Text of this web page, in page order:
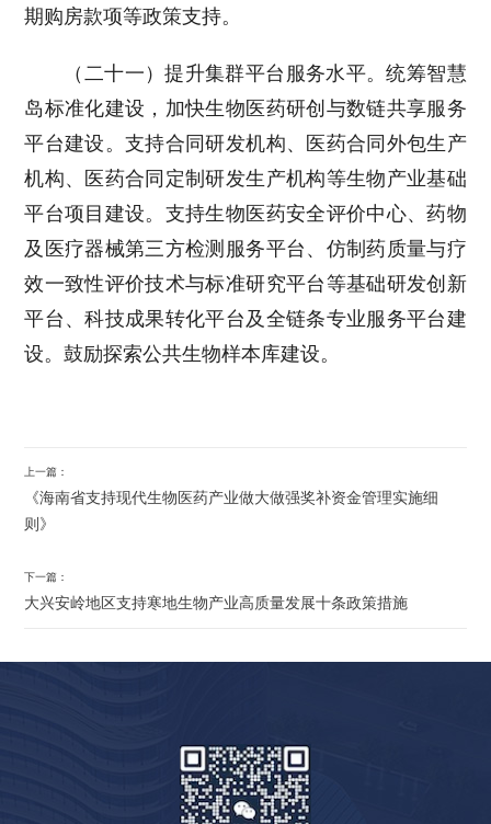
期购房款项等政策支持。
（二十一）提升集群平台服务水平。统筹智慧
岛标准化建设，加快生物医药研创与数链共享服务
平台建设。支持合同研发机构、医药合同外包生产
机构、医药合同定制研发生产机构等生物产业基础
平台项目建设。支持生物医药安全评价中心、药物
及医疗器械第三方检测服务平台、仿制药质量与疗
效一致性评价技术与标准研究平台等基础研发创新
平台、科技成果转化平台及全链条专业服务平台建
设。鼓励探索公共生物样本库建设。
上一篇：
《海南省支持现代生物医药产业做大做强奖补资金管理实施细
则》
下一篇：
大兴安岭地区支持寒地生物产业高质量发展十条政策措施